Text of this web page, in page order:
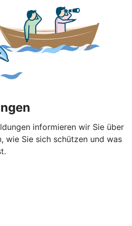
informieren wir Sie über
wie Sie sich schützen und was